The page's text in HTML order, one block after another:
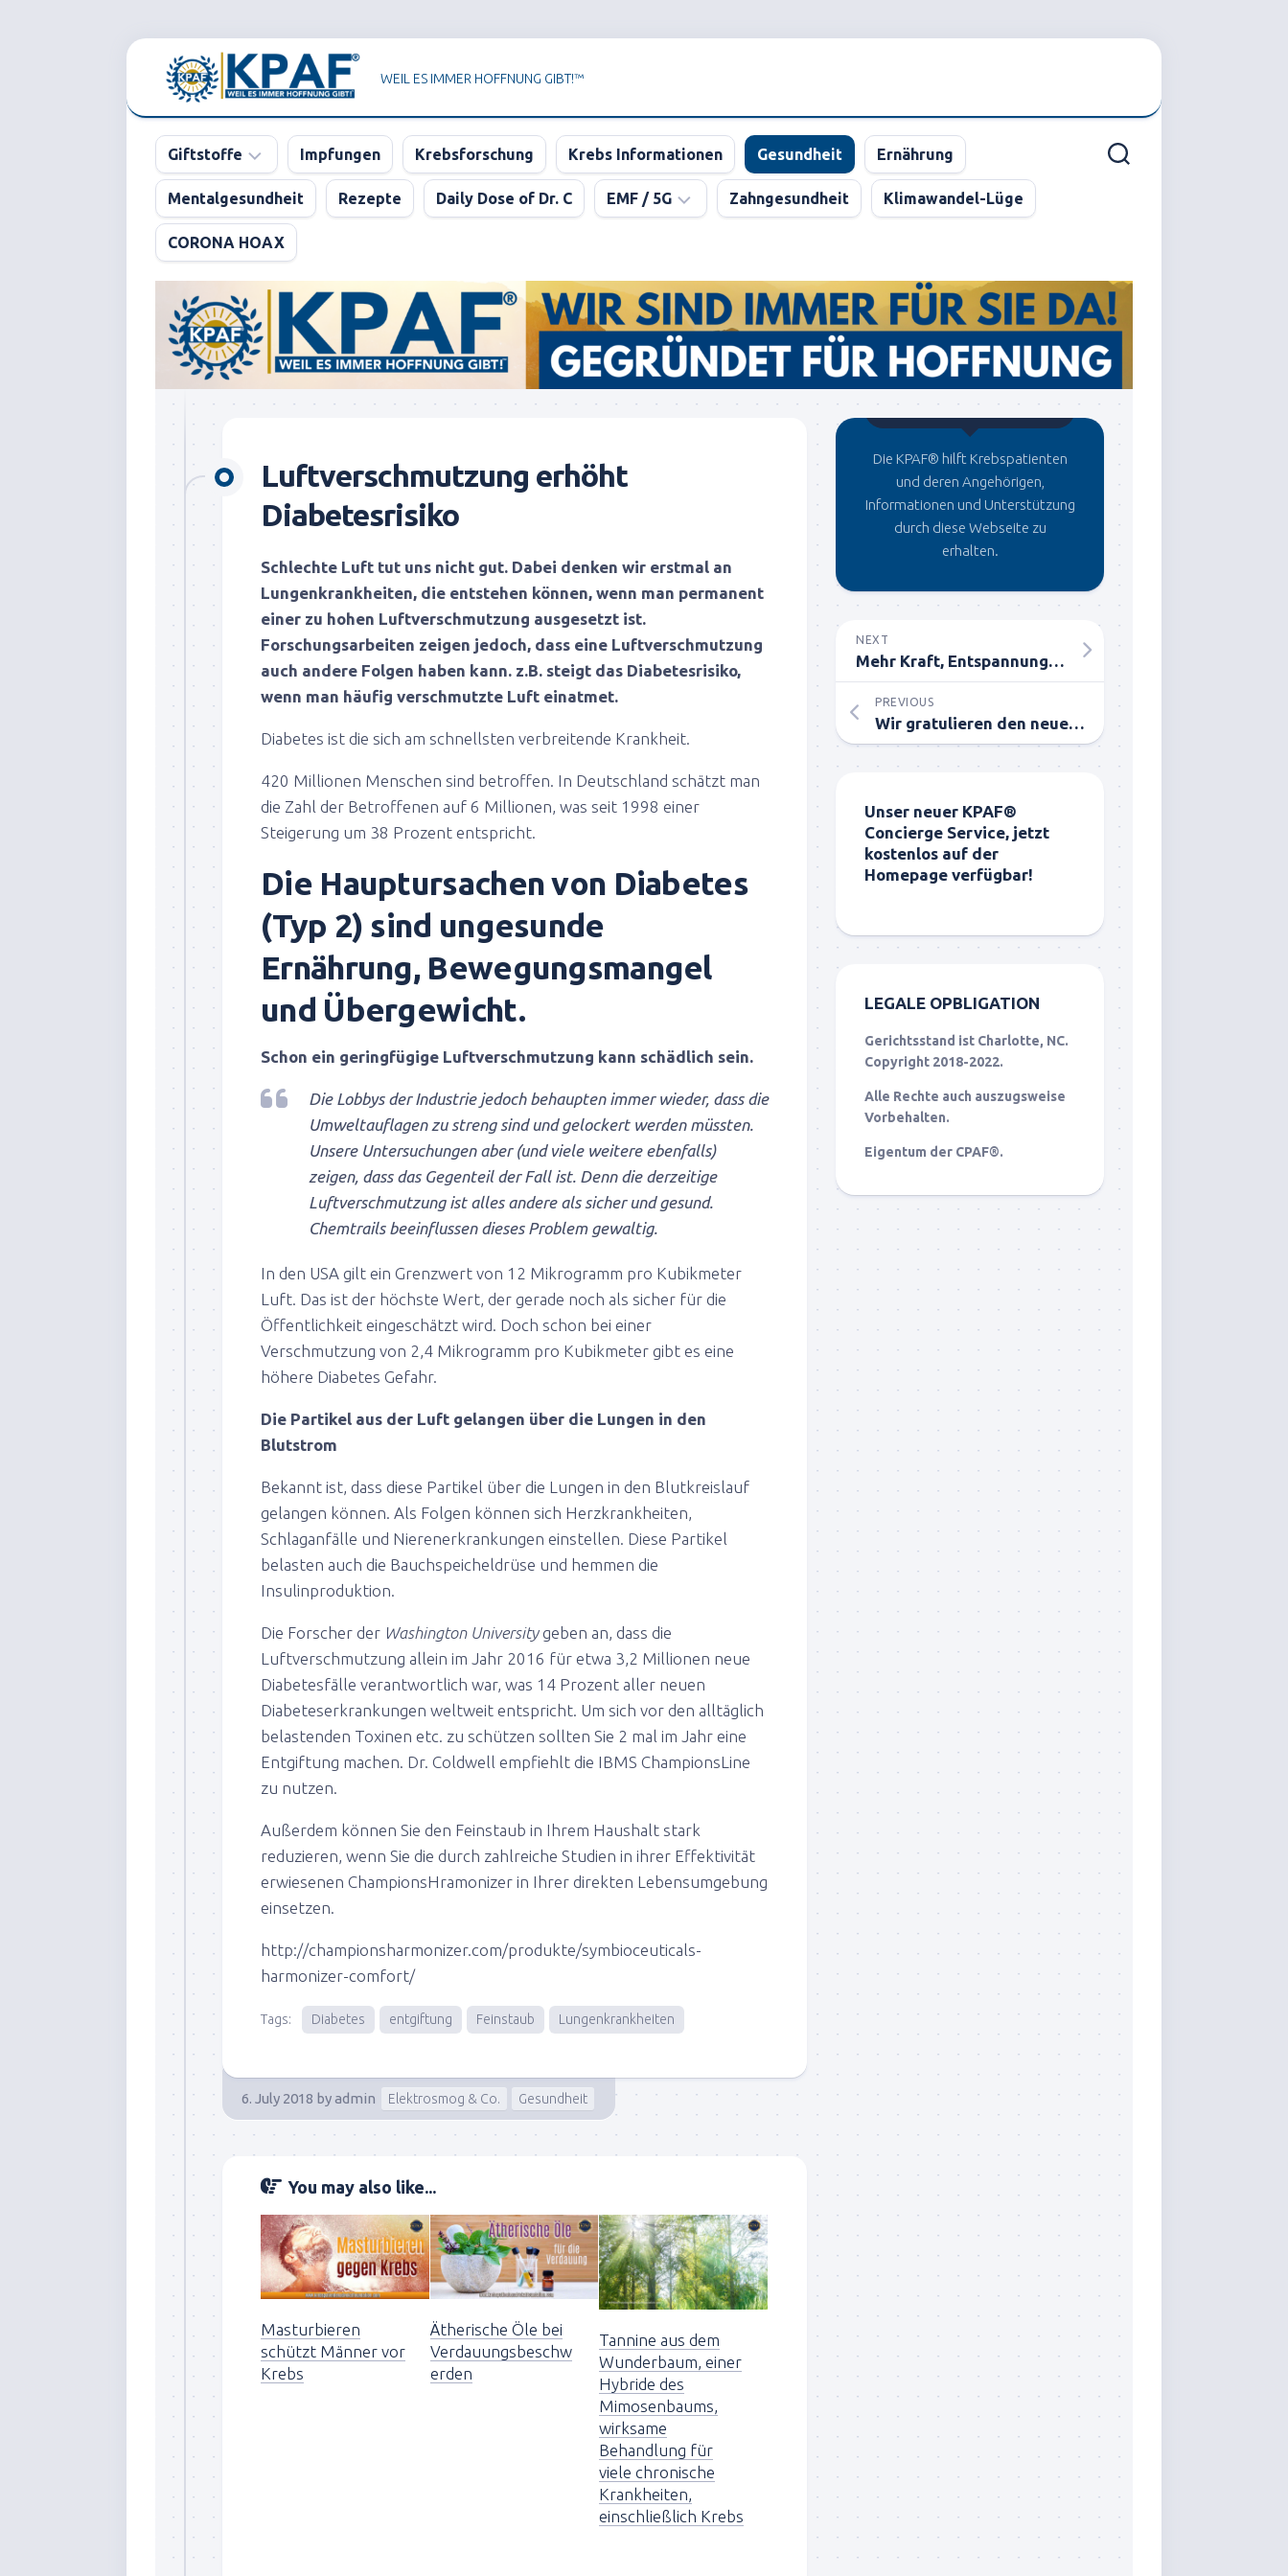
WEIL ES IMMER HOFFNUNG GIBT!™
Giftstoffe
Pharma
Impfungen Krebsforschung Krebs Informationen Gesundheit Ernährung
Mentalgesundheit Rezepte Daily Dose of Dr. C EMF / 5G
der
KPAF®
DER
GROSSE
5G
Zahngesundheit Klimawandel-Lüge
CORONA HOAX
Luftverschmutzung erhöht
Diabetesrisiko
Schlechte Luft tut uns nicht gut. Dabei denken wir erstmal an
Lungenkrankheiten, die entstehen können, wenn man permanent
einer zu hohen Luftverschmutzung ausgesetzt ist.
Forschungsarbeiten zeigen jedoch, dass eine Luftverschmutzung
auch andere Folgen haben kann. z.B. steigt das Diabetesrisiko,
wenn man häufig verschmutzte Luft einatmet.
Diabetes ist die sich am schnellsten verbreitende Krankheit.
420 Millionen Menschen sind betroffen. In Deutschland schätzt man
die Zahl der Betroffenen auf 6 Millionen, was seit 1998 einer
Steigerung um 38 Prozent entspricht.
Die Hauptursachen von Diabetes
(Typ 2) sind ungesunde
Ernährung, Bewegungsmangel
und Übergewicht.
Schon ein geringfügige Luftverschmutzung kann schädlich sein.
Die Lobbys der Industrie jedoch behaupten immer wieder, dass die
Umweltauflagen zu streng sind und gelockert werden müssten.
Unsere Untersuchungen aber (und viele weitere ebenfalls)
zeigen, dass das Gegenteil der Fall ist. Denn die derzeitige
Luftverschmutzung ist alles andere als sicher und gesund.
Chemtrails beeinflussen dieses Problem gewaltig.
In den USA gilt ein Grenzwert von 12 Mikrogramm pro Kubikmeter
Luft. Das ist der höchste Wert, der gerade noch als sicher für die
Öffentlichkeit eingeschätzt wird. Doch schon bei einer
Verschmutzung von 2,4 Mikrogramm pro Kubikmeter gibt es eine
höhere Diabetes Gefahr.
Die Partikel aus der Luft gelangen über die Lungen in den
Blutstrom
Bekannt ist, dass diese Partikel über die Lungen in den Blutkreislauf
gelangen können. Als Folgen können sich Herzkrankheiten,
Schlaganfälle und Nierenerkrankungen einstellen. Diese Partikel
belasten auch die Bauchspeicheldrüse und hemmen die
Insulinproduktion.
Die Forscher der Washington Universitygeben an, dass die
Luftverschmutzung allein im Jahr 2016 für etwa 3,2 Millionen neue
Diabetesfälle verantwortlich war, was 14 Prozent aller neuen
Diabeteserkrankungen weltweit entspricht. Um sich vor den alltäglich
belastenden Toxinen etc. zu schützen sollten Sie 2 mal im Jahr eine
Entgiftung machen. Dr. Coldwell empfiehlt die IBMS ChampionsLine
zu nutzen.
Außerdem können Sie den Feinstaub in Ihrem Haushalt stark
reduzieren, wenn Sie die durch zahlreiche Studien in ihrer Effektivität
erwiesenen ChampionsHramonizer in Ihrer direkten Lebensumgebung
einsetzen.
http://championsharmonizer.com/produkte/symbioceuticals-
harmonizer-comfort/
Tags: Diabetes entgiftung Feinstaub Lungenkrankheiten
6. July 2018 byadmin Elektrosmog & Co. Gesundheit
You may also like...
Masturbieren
schützt Männer vor
Krebs
Ätherische Öle bei
Verdauungsbeschw
erden
Tannine aus dem
Wunderbaum, einer
Hybride des
Mimosenbaums,
wirksame
Behandlung für
viele chronische
Krankheiten,
einschließlich Krebs
Gegründet von Dr.C
Die KPAF® hilft Krebspatienten
und deren Angehörigen,
Informationen und Unterstützung
durch diese Webseite zu
erhalten.
NEXT
Mehr Kraft, Entspannung und Power durch Richtiges Atmen
PREVIOUS
Wir gratulieren den neuen IBMS® CERTIFIED COACHES® zur bestandenen Prüfung!
Unser neuer KPAF®
Concierge Service, jetzt
kostenlos auf der
Homepage verfügbar!
LEGALE OPBLIGATION
Gerichtsstand ist Charlotte, NC.
Copyright 2018-2022.
Alle Rechte auch auszugsweise
Vorbehalten.
Eigentum der CPAF®.